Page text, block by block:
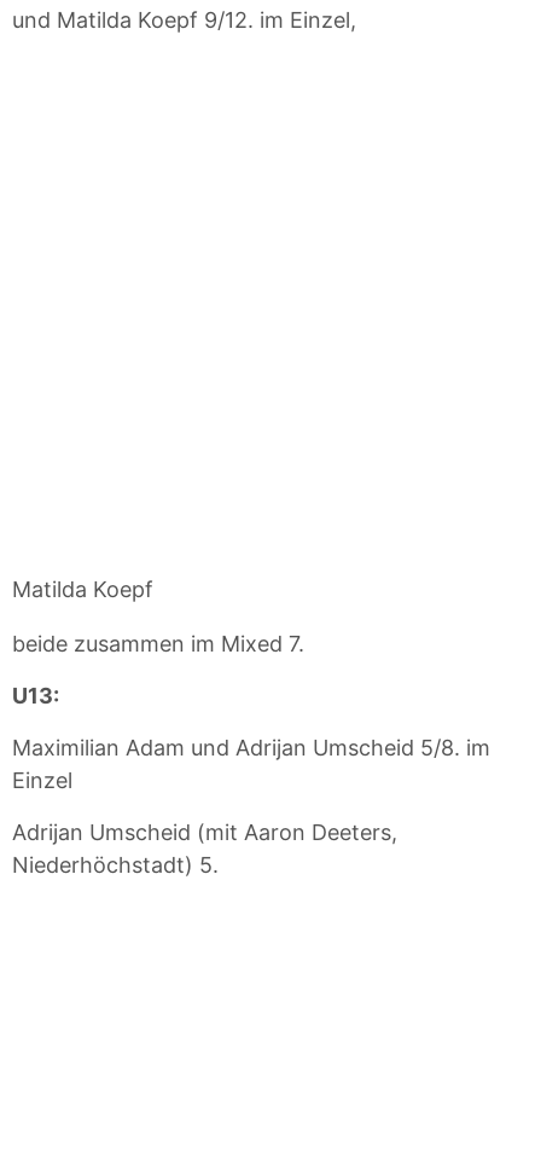
und Matilda Koepf 9/12. im Einzel,
Matilda Koepf
beide zusammen im Mixed 7.
U13:
Maximilian Adam und Adrijan Umscheid 5/8. im
Einzel
Adrijan Umscheid (mit Aaron Deeters,
Niederhöchstadt) 5.